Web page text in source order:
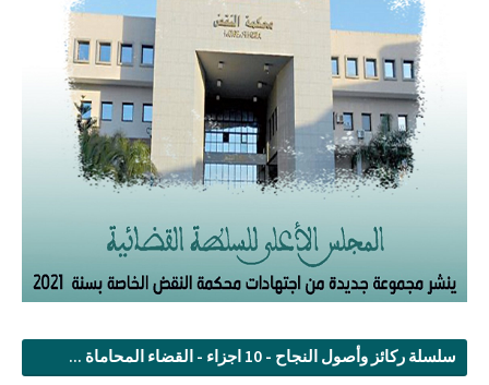
سلسلة ركائز وأصول النجاح - 10 اجزاء - القضاء المحاماة ...